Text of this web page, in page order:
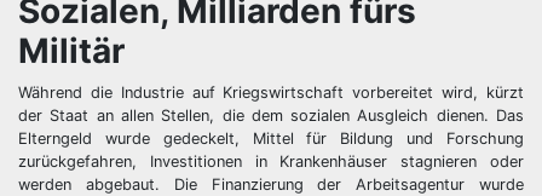
Sozialen, Milliarden fürs
Militär
Während die Industrie auf Kriegswirtschaft vorbereitet wird, kürzt
der Staat an allen Stellen, die dem sozialen Ausgleich dienen. Das
Elterngeld wurde gedeckelt, Mittel für Bildung und Forschung
zurückgefahren, Investitionen in Krankenhäuser stagnieren oder
werden abgebaut. Die Finanzierung der Arbeitsagentur wurde